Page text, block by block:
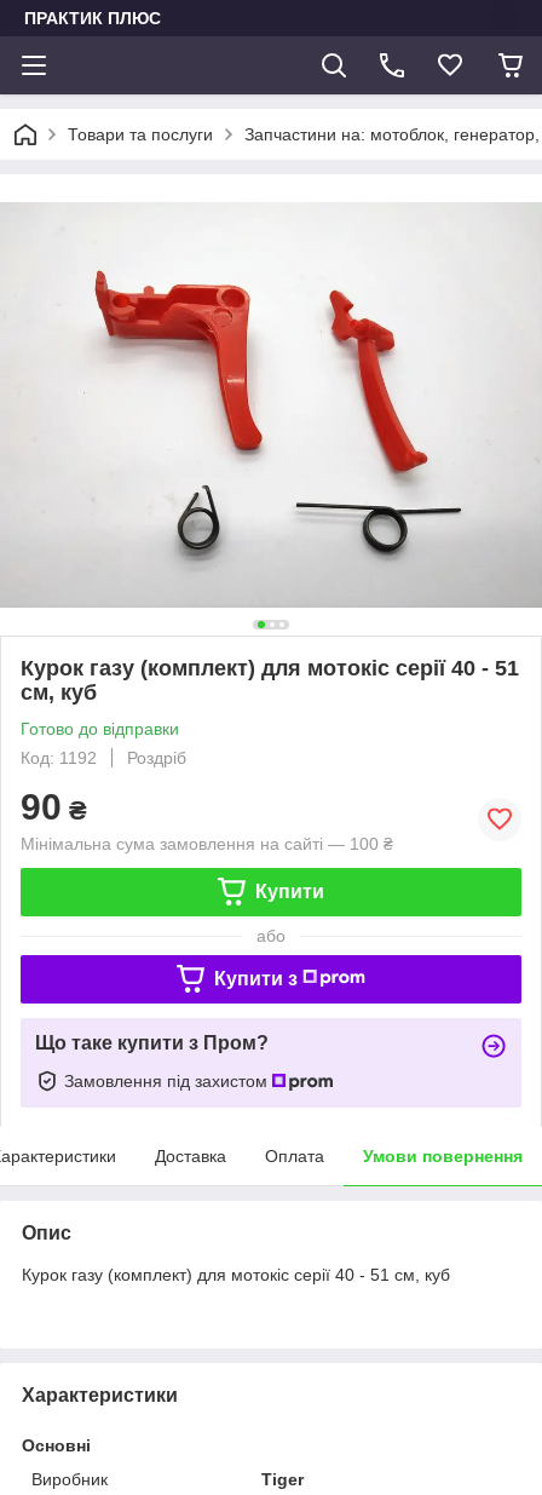
ПРАКТИК ПЛЮС
Товари та послуги Запчастини на: мотоблок,
Курок газу (комплект) для мотокіс серії 40 - 51
см, куб
Готово до відправки
Код: 1192
Роздріб
90 ₴
Мінімальна сума замовлення на сайті — 100 ₴
Купити
або
Купити з
Що таке купити з Пром?
Замовлення під захистом
Доставка Оплата Умови повернення
Опис
Курок газу (комплект) для мотокіс серії 40 - 51 см, куб
Характеристики
Основні
Виробник
Tiger